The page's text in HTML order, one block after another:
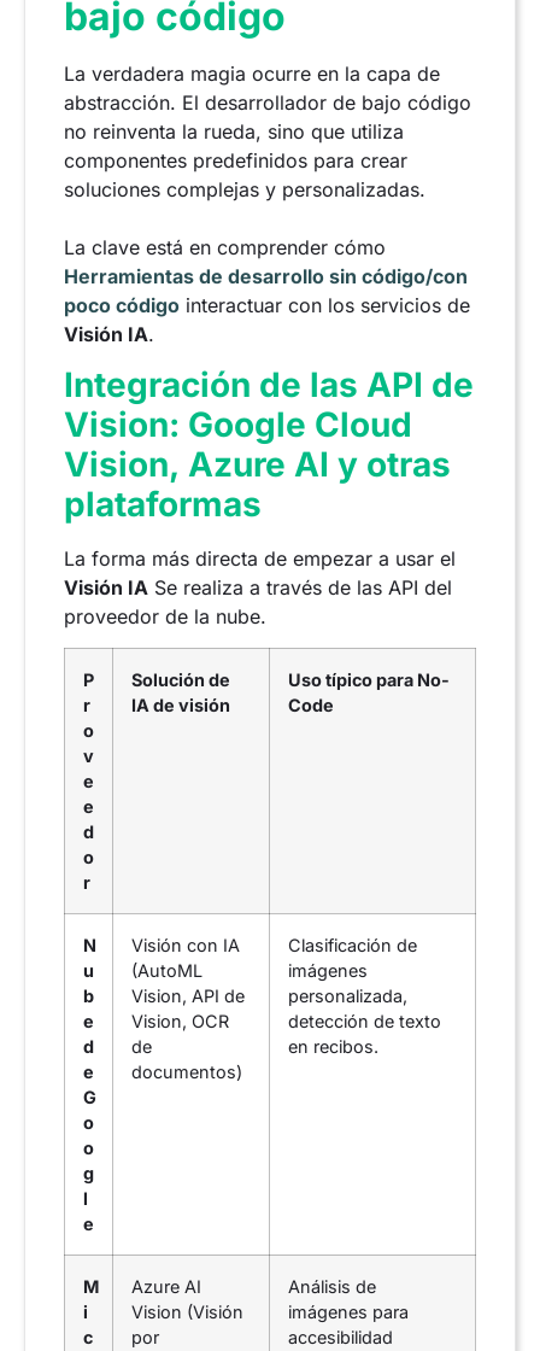
bajo código
La verdadera magia ocurre en la capa de
abstracción. El desarrollador de bajo código
no reinventa la rueda, sino que utiliza
componentes predefinidos para crear
soluciones complejas y personalizadas.
La clave está en comprender cómo
Herramientas de desarrollo sin código/con
poco código interactuar con los servicios de
Visión IA.
Integración de las API de
Vision: Google Cloud
Vision, Azure AI y otras
plataformas
La forma más directa de empezar a usar el
Visión IA Se realiza a través de las API del
proveedor de la nube.
P
r
o
v
e
e
d
o
r
Solución de
IA de visión
Uso típico para No-
Code
N
u
b
e
d
e
G
o
o
g
l
e
Visión con IA
(AutoML
Vision, API de
Vision, OCR
de
documentos)
Clasificación de
imágenes
personalizada,
detección de texto
en recibos.
M
i
c
Azure AI
Vision (Visión
por
Análisis de
imágenes para
accesibilidad